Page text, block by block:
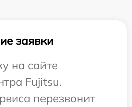
заявки
на сайте
Fujitsu.
перезвонит